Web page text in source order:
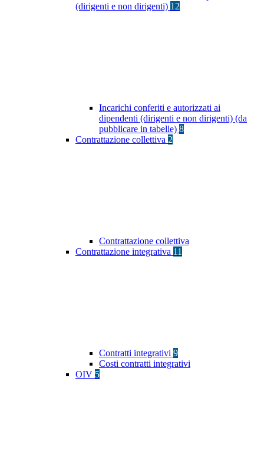
(dirigenti e non dirigenti) 12
Incarichi conferiti e autorizzati ai
dipendenti (dirigenti e non dirigenti) (da
pubblicare in tabelle) 8
Contrattazione collettiva 2
Contrattazione collettiva
Contrattazione integrativa 11
Contratti integrativi 9
Costi contratti integrativi
OIV 5